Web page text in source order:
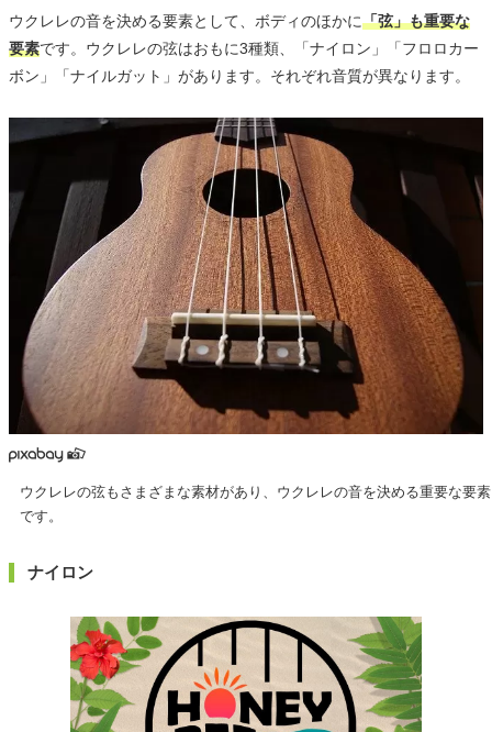
ウクレレの音を決める要素として、ボディのほかに「弦」も重要な
要素です。ウクレレの弦はおもに3種類、「ナイロン」「フロロカー
ボン」「ナイルガット」があります。それぞれ音質が異なります。
ウクレレの弦もさまざまな素材があり、ウクレレの音を決める重要な要素
です。
ナイロン